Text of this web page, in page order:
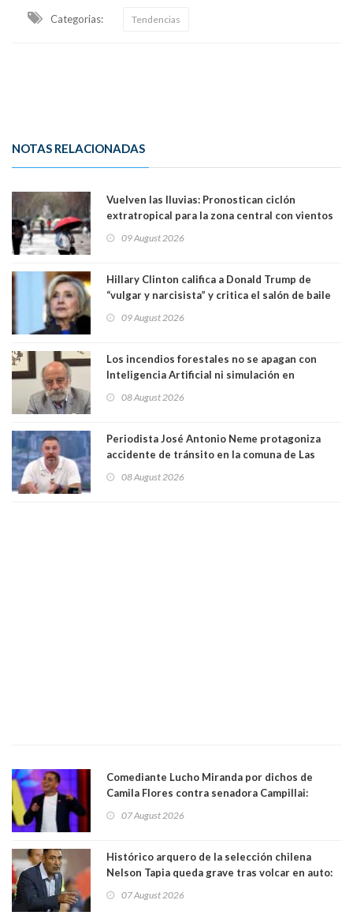
Categorias: Tendencias
NOTAS RELACIONADAS
Vuelven las lluvias: Pronostican ciclón
extratropical para la zona central con vientos
09 August 2026
Hillary Clinton califica a Donald Trump de
“vulgar y narcisista” y critica el salón de baile
casa. Y la está destruyendo”
09 August 2026
Los incendios forestales no se apagan con
Inteligencia Artificial ni simulación en
Magister en Asentamientos Humanos PUC
08 August 2026
Periodista José Antonio Neme protagoniza
accidente de tránsito en la comuna de Las
08 August 2026
Comediante Lucho Miranda por dichos de
Camila Flores contra senadora Campillai:
forma de quitar dignidad"
07 August 2026
Histórico arquero de la selección chilena
Nelson Tapia queda grave tras volcar en auto:
07 August 2026